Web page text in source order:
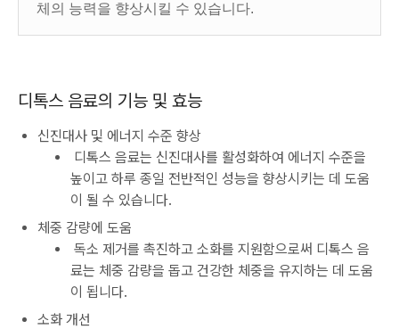
체의 능력을 향상시킬 수 있습니다.
디톡스 음료의 기능 및 효능
신진대사 및 에너지 수준 향상
디톡스 음료는 신진대사를 활성화하여 에너지 수준을
높이고 하루 종일 전반적인 성능을 향상시키는 데 도움
이 될 수 있습니다.
체중 감량에 도움
독소 제거를 촉진하고 소화를 지원함으로써 디톡스 음
료는 체중 감량을 돕고 건강한 체중을 유지하는 데 도움
이 됩니다.
소화 개선